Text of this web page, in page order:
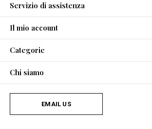
Servizio di assistenza
Il mio account
Categorie
Chi siamo
EMAIL US